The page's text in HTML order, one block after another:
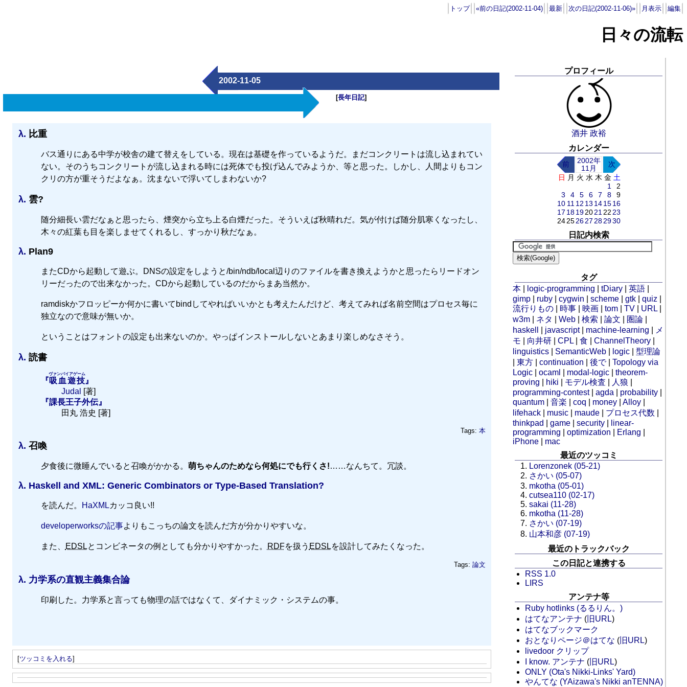
トップ «前の日記(2002-11-04) 最新 次の日記(2002-11-06)» 月表示 編集
日々の流転
2002-11-05
[長年日記]
λ. 比重
バス通りにある中学が校舎の建て替えをしている。現在は基礎を作っているようだ。まだコンクリートは流し込まれてい
ない。そのうちコンクリートが流し込まれる時には死体でも投げ込んでみようか、等と思った。しかし、人間よりもコン
クリの方が重そうだよなぁ。沈まないで浮いてしまわないか?
λ. 雲?
随分細長い雲だなぁと思ったら、煙突から立ち上る白煙だった。そういえば秋晴れだ。気が付けば随分肌寒くなったし、
木々の紅葉も目を楽しませてくれるし、すっかり秋だなぁ。
λ. Plan9
またCDから起動して遊ぶ。DNSの設定をしようと/bin/ndb/local辺りのファイルを書き換えようかと思ったらリードオン
リーだったので出来なかった。CDから起動しているのだからまあ当然か。
ramdiskかフロッピーか何かに書いてbindしてやればいいかとも考えたんだけど、考えてみれば名前空間はプロセス毎に
独立なので意味が無いか。
ということはフォントの設定も出来ないのか。やっぱインストールしないとあまり楽しめなさそう。
λ. 読書
『吸血遊技
ヴァンパイアゲーム
』
Judal
[著]
『課長王子外伝』
田丸 浩史 [著]
Tags: 本
λ. 召喚
夕食後に微睡んでいると召喚がかかる。 萌ちゃんのためなら何処にでも行くさ!……なんちて。冗談。
λ. Haskell and XML: Generic Combinators or Type-Based Translation?
を読んだ。 HaXMLカッコ良い!!
developerworksの記事よりもこっちの論文を読んだ方が分かりやすいな。
また、 EDSLとコンビネータの例としても分かりやすかった。 RDFを扱う EDSLを設計してみたくなった。
Tags: 論文
λ. 力学系の直観主義集合論
印刷した。力学系と言っても物理の話ではなくて、ダイナミック・システムの事。
[ツッコミを入れる]
プロフィール
酒井 政裕
カレンダー
前
2002年
11月
次
日 月 火 水 木 金 土
1
2
3
4 5 6 7 8
9
10 11 12 13 14 15 16
17 18 19 20 21 22 23
24 25 26 27 28 2930
日記内検索
タグ
本
logic-programming |tDiary |英語
gimp
ruby |cygwin |scheme |gtk |quiz
流行りもの
時事 映画 |tom |TV URL
w3m
ネタ |Web |検索 |論文 圏論
haskell
javascript| machine-learning
メ
モ
向井研 |CPL |食 |ChannelTheory
linguistics
SemanticWeb logic |型理論
|東方 |continuation |後で|Topology via
Logic |ocaml modal-logic |theorem-
proving
hiki モデル検査 人狼
programming-contest|agda probability
quantum |音楽 |coq money |Alloy
lifehack
music maude プロセス代数
thinkpad
|game |security
linear-
programming |optimization Erlang
iPhone
mac
最近のツッコミ
Lorenzonek (05-21)
さかい (05-07)
mkotha (05-01)
cutsea110 (02-17)
sakai (11-28)
mkotha (11-28)
さかい (07-19)
山本和彦 (07-19)
最近のトラックバック
この日記と連携する
RSS 1.0
LIRS
アンテナ等
Ruby hotlinks (るるりん。)
はてなアンテナ ( 旧URL)
はてなブックマーク
おとなりページ＠はてな ( 旧URL)
livedoor クリップ
I know. アンテナ ( 旧URL)
ONLY (Ota's Nikki-Links' Yard)
やんてな (YAizawa's Nikki anTENNA)